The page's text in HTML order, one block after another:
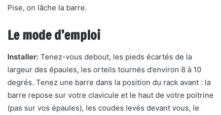
Pise, on lâche la barre.
Le mode d’emploi
Installer: Tenez-vous debout, les pieds écartés de la
largeur des épaules, les orteils tournés d’environ 8 à 10
degrés. Tenez une barre dans la position du rack avant : la
barre repose sur votre clavicule et le haut de votre poitrine
(pas sur vos épaules), les coudes levés devant vous, le